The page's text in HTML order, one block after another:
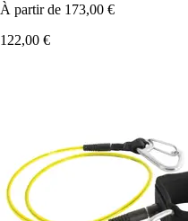
À partir de 173,00 €
122,00 €